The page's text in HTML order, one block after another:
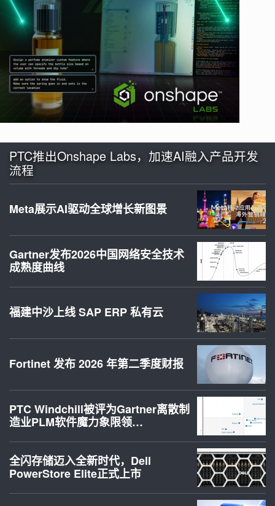
PTC推出Onshape Labs，加速AI融入产品开发
流程
Meta展示AI驱动全球增长新图景
Gartner发布2026中国网络安全技术
成熟度曲线
福建中沙上线 SAP ERP 私有云
Fortinet 发布 2026 年第二季度财报
PTC Windchill被评为Gartner离散制
造业PLM软件魔力象限领…
全闪存储迈入全新时代，Dell
PowerStore Elite正式上市